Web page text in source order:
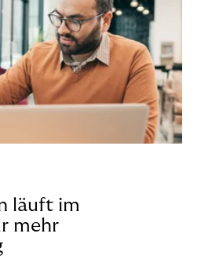
läuft im
mehr